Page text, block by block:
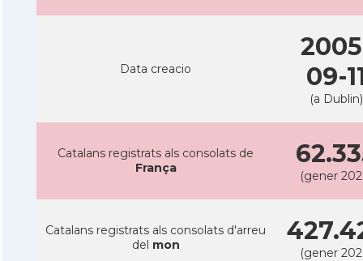
Data creacio
09-
(a Dublin)
Catalans registrats als consolats de
França
(gener
Catalans registrats als consolats d'arreu
del mon
(gener